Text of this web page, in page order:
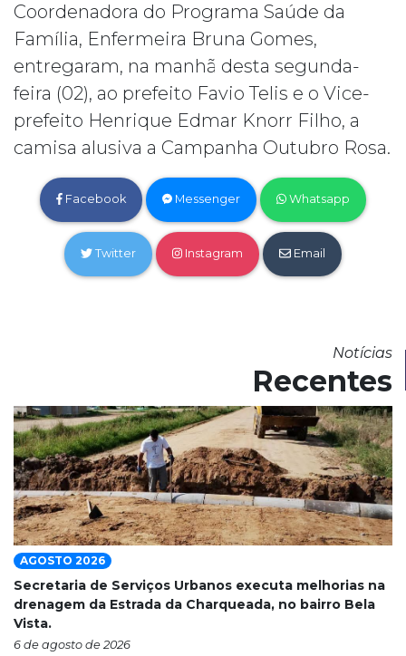
Coordenadora do Programa Saúde da
Família, Enfermeira Bruna Gomes,
entregaram, na manhã desta segunda-
feira (02), ao prefeito Favio Telis e o Vice-
prefeito Henrique Edmar Knorr Filho, a
camisa alusiva a Campanha Outubro Rosa.
Facebook Messenger Whatsapp
Twitter Instagram Email
Notícias
Recentes
AGOSTO 2026
Secretaria de Serviços Urbanos executa melhorias na
drenagem da Estrada da Charqueada, no bairro Bela
Vista.
6 de agosto de 2026